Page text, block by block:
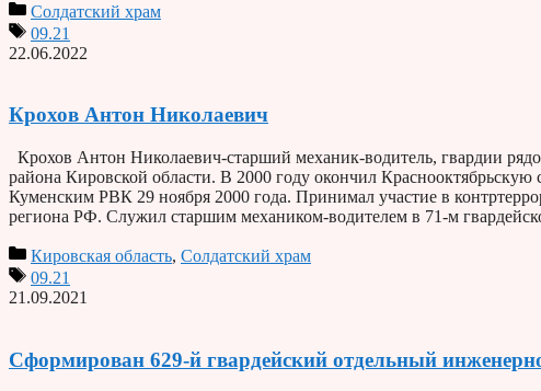
Солдатский храм
09.21
22.06.2022
Крохов Антон Николаевич
Крохов Антон Николаевич-старший механик-водитель, гвардии
района Кировской области. В 2000 году окончил
Куменским РВК 29 ноября 2000 года. Принимал участие в
региона РФ. Служил старшим механиком-водителем в 71-м
Кировская область, Солдатский храм
09.21
21.09.2021
Сформирован 629-й гвардейский отдельный